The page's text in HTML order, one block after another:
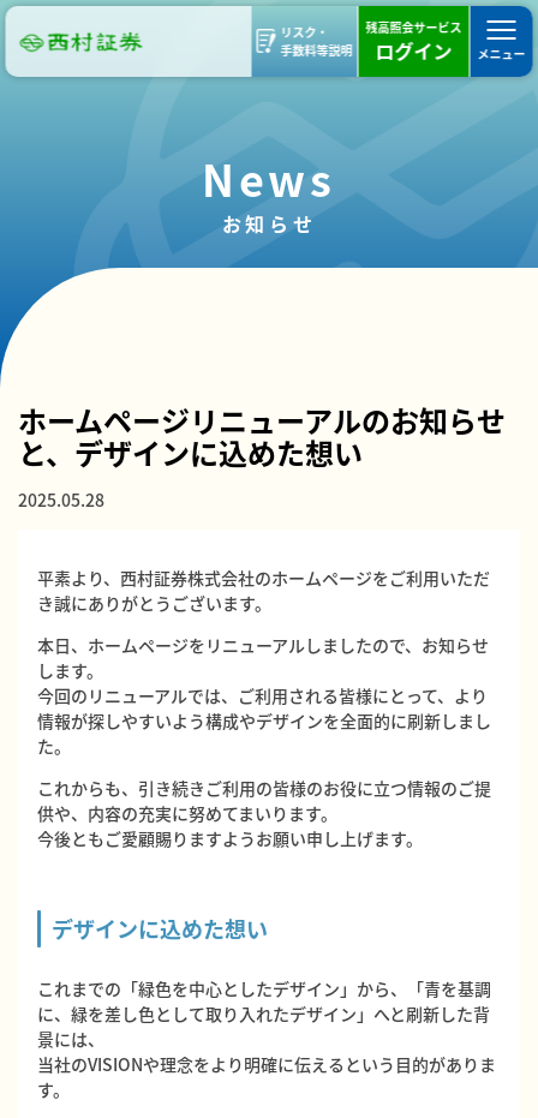
リスク・
手数料等説明
残高照会サービス
ログイン メニュー
News
お知らせ
ホームページリニューアルのお知らせ
と、デザインに込めた想い
2025.05.28
平素より、西村証券株式会社のホームページをご利用いただ
き誠にありがとうございます。
本日、ホームページをリニューアルしましたので、お知らせ
します。
今回のリニューアルでは、ご利用される皆様にとって、より
情報が探しやすいよう構成やデザインを全面的に刷新しまし
た。
これからも、引き続きご利用の皆様のお役に立つ情報のご提
供や、内容の充実に努めてまいります。
今後ともご愛顧賜りますようお願い申し上げます。
デザインに込めた想い
これまでの「緑色を中心としたデザイン」から、「青を基調
に、緑を差し色として取り入れたデザイン」へと刷新した背
景には、
当社のVISIONや理念をより明確に伝えるという目的がありま
す。